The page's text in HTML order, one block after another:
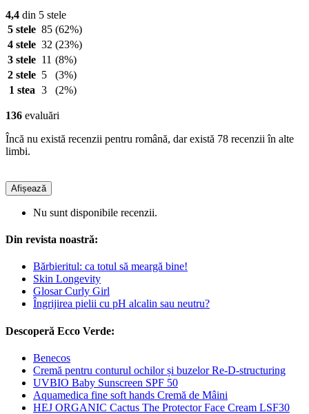
4,4 din 5 stele
5 stele 85 (62%)
4 stele 32 (23%)
3 stele 11 (8%)
2 stele 5
(3%)
1 stea 3 (2%)
136 evaluări
Încă nu există recenzii pentru română, dar există 78 recenzii în alte
limbi.
Afișează
Nu sunt disponibile recenzii.
Din revista noastră:
Bărbieritul: ca totul să meargă bine!
Skin Longevity
Glosar Curly Girl
Îngrijirea pielii cu pH alcalin sau neutru?
Descoperă Ecco Verde:
Benecos
Cremă pentru conturul ochilor și buzelor Re-D-structuring
UVBIO Baby Sunscreen SPF 50
Aquamedica fine soft hands Cremă de Mâini
HEJ ORGANIC Cactus The Protector Face Cream LSF30